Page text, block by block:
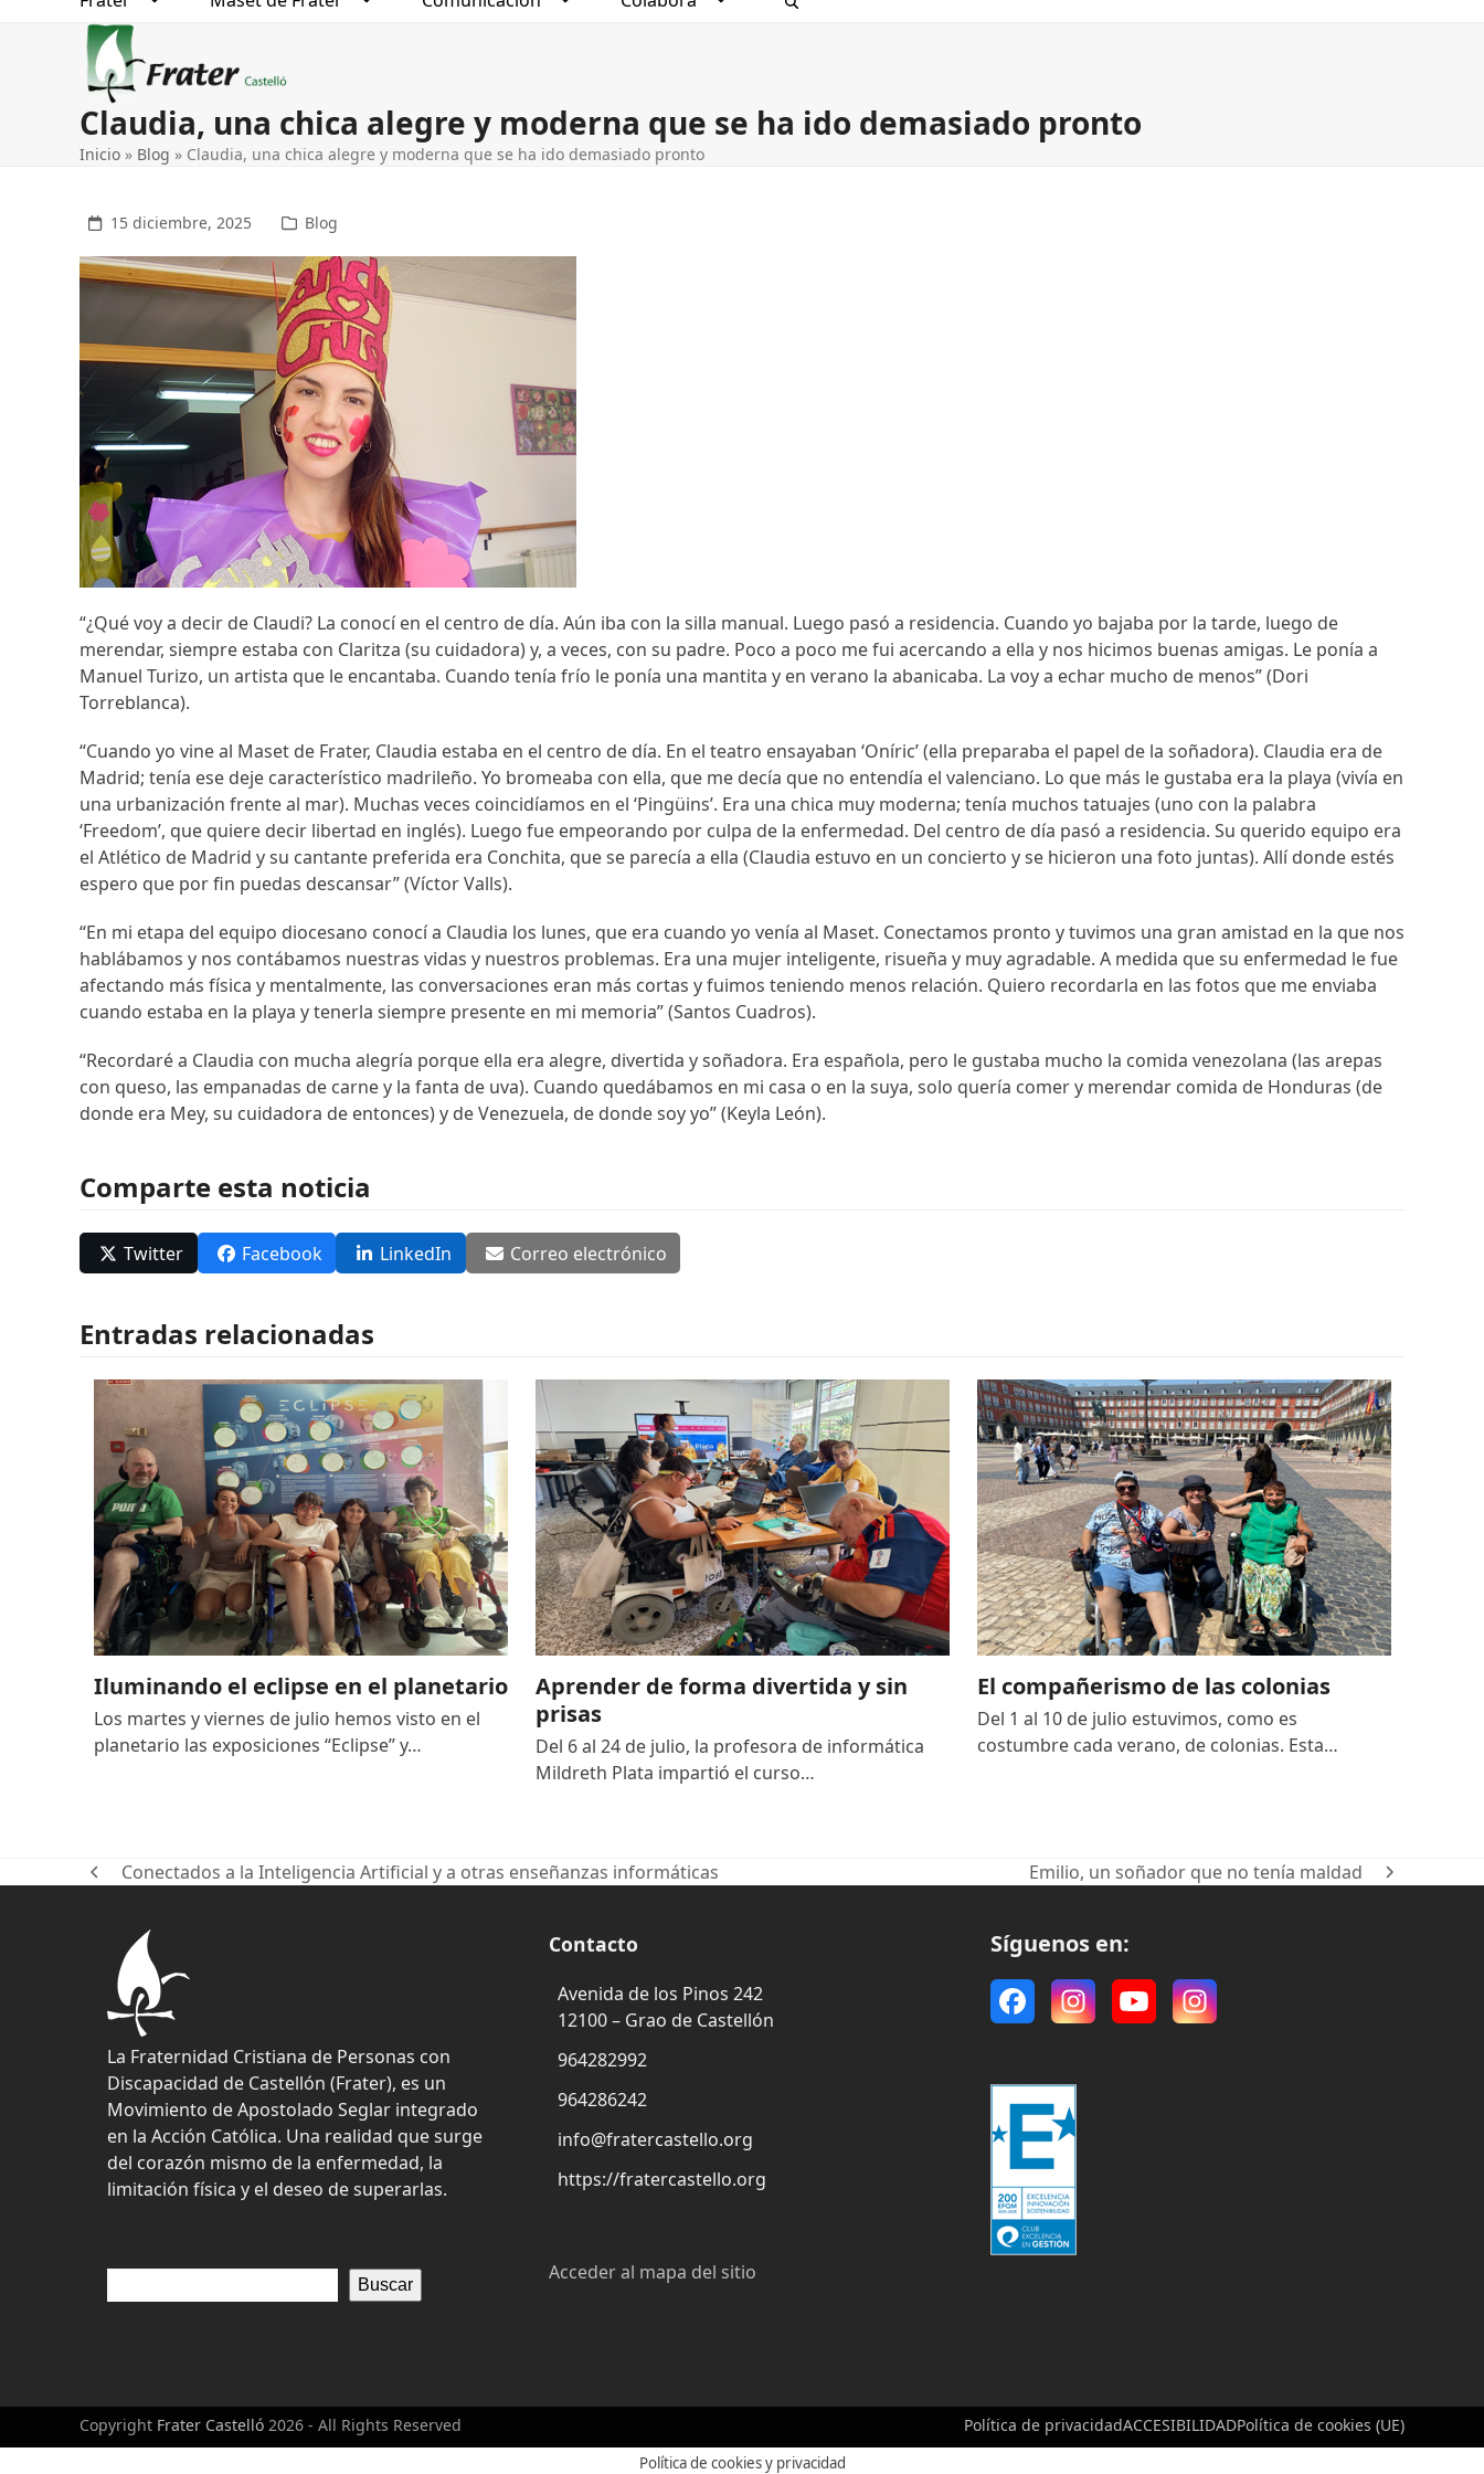
Claudia, una chica alegre y moderna que se ha ido demasiado pronto
Inicio » Blog » Claudia, una chica alegre y moderna que se ha ido demasiado pronto
15 diciembre, 2025 Blog
“¿Qué voy a decir de Claudi? La conocí en el centro de día. Aún iba con la silla manual. Luego pasó a residencia. Cuando yo bajaba por la tarde, luego de
merendar, siempre estaba con Claritza (su cuidadora) y, a veces, con su padre. Poco a poco me fui acercando a ella y nos hicimos buenas amigas. Le ponía a
Manuel Turizo, un artista que le encantaba. Cuando tenía frío le ponía una mantita y en verano la abanicaba. La voy a echar mucho de menos” (Dori
Torreblanca).
“Cuando yo vine al Maset de Frater, Claudia estaba en el centro de día. En el teatro ensayaban ‘Oníric’ (ella preparaba el papel de la soñadora). Claudia era de
Madrid; tenía ese deje característico madrileño. Yo bromeaba con ella, que me decía que no entendía el valenciano. Lo que más le gustaba era la playa (vivía en
una urbanización frente al mar). Muchas veces coincidíamos en el ‘Pingüins’. Era una chica muy moderna; tenía muchos tatuajes (uno con la palabra
‘Freedom’, que quiere decir libertad en inglés). Luego fue empeorando por culpa de la enfermedad. Del centro de día pasó a residencia. Su querido equipo era
el Atlético de Madrid y su cantante preferida era Conchita, que se parecía a ella (Claudia estuvo en un concierto y se hicieron una foto juntas). Allí donde estés
espero que por fin puedas descansar” (Víctor Valls).
“En mi etapa del equipo diocesano conocí a Claudia los lunes, que era cuando yo venía al Maset. Conectamos pronto y tuvimos una gran amistad en la que nos
hablábamos y nos contábamos nuestras vidas y nuestros problemas. Era una mujer inteligente, risueña y muy agradable. A medida que su enfermedad le fue
afectando más física y mentalmente, las conversaciones eran más cortas y fuimos teniendo menos relación. Quiero recordarla en las fotos que me enviaba
cuando estaba en la playa y tenerla siempre presente en mi memoria” (Santos Cuadros).
“Recordaré a Claudia con mucha alegría porque ella era alegre, divertida y soñadora. Era española, pero le gustaba mucho la comida venezolana (las arepas
con queso, las empanadas de carne y la fanta de uva). Cuando quedábamos en mi casa o en la suya, solo quería comer y merendar comida de Honduras (de
donde era Mey, su cuidadora de entonces) y de Venezuela, de donde soy yo” (Keyla León).
Comparte esta noticia
Twitter Facebook LinkedIn Correo electrónico
Entradas relacionadas
Iluminando el eclipse en el planetario
Los martes y viernes de julio hemos visto en el
planetario las exposiciones “Eclipse” y…
Aprender de forma divertida y sin
prisas
Del 6 al 24 de julio, la profesora de informática
Mildreth Plata impartió el curso…
El compañerismo de las colonias
Del 1 al 10 de julio estuvimos, como es
costumbre cada verano, de colonias. Esta…
previousConectados a la Inteligencia Artificial y a otras enseñanzas informáticas
next
Emilio, un soñador que no tenía maldad
La Fraternidad Cristiana de Personas con
Discapacidad de Castellón (Frater), es un
Movimiento de Apostolado Seglar integrado
en la Acción Católica. Una realidad que surge
del corazón mismo de la enfermedad, la
limitación física y el deseo de superarlas.
Buscar
Contacto
Avenida de los Pinos 242
12100 – Grao de Castellón
964282992
964286242
info@fratercastello.org
https://fratercastello.org
Acceder al mapa del sitio
Síguenos en:
FacebookInstagram
YouTubeInstagram
Copyright Frater Castelló 2026 - All Rights Reserved Política de privacidadACCESIBILIDADPolítica de cookies (UE)
Política de cookies y privacidad